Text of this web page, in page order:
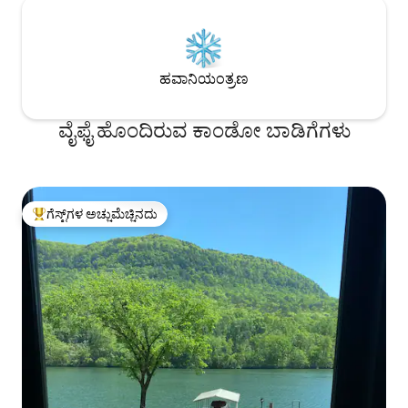
ಹವಾನಿಯಂತ್ರಣ
ವೈಫೈ ಹೊಂದಿರುವ ಕಾಂಡೋ ಬಾಡಿಗೆಗಳು
ಗೆಸ್ಟ್‌ಗಳಿಗೆ ಅತಿ ಹೆಚ್ಚು ಅಚ್ಚುಮೆಚ್ಚಿನದು
ಗೆಸ್ಟ್‌ಗಳ ಅಚ್ಚುಮೆಚ್ಚಿನದು